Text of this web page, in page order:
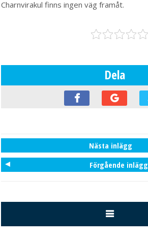
Charnvirakul finns ingen väg framåt.
Dela
Nästa inlägg
Förgående inlägg